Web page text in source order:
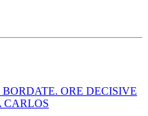
ORE DECISIVE
CARLOS